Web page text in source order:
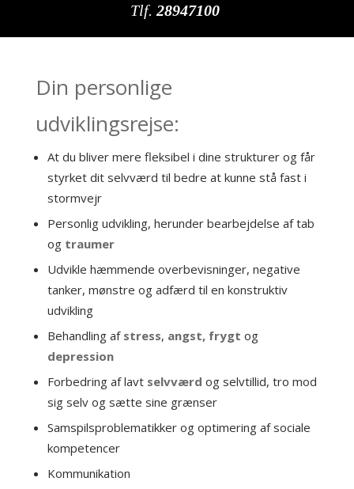
Tlf. 28947100
Din personlige
udviklingsrejse:
At du bliver mere fleksibel i dine strukturer og får
styrket dit selvværd til bedre at kunne stå fast i
stormvejr
Personlig udvikling, herunder bearbejdelse af tab
og traumer
Udvikle hæmmende overbevisninger, negative
tanker, mønstre og adfærd til en konstruktiv
udvikling
Behandling af stress, angst, frygt og
depression
Forbedring af lavt selvværd og selvtillid, tro mod
sig selv og sætte sine grænser
Samspilsproblematikker og optimering af sociale
kompetencer
Kommunikation